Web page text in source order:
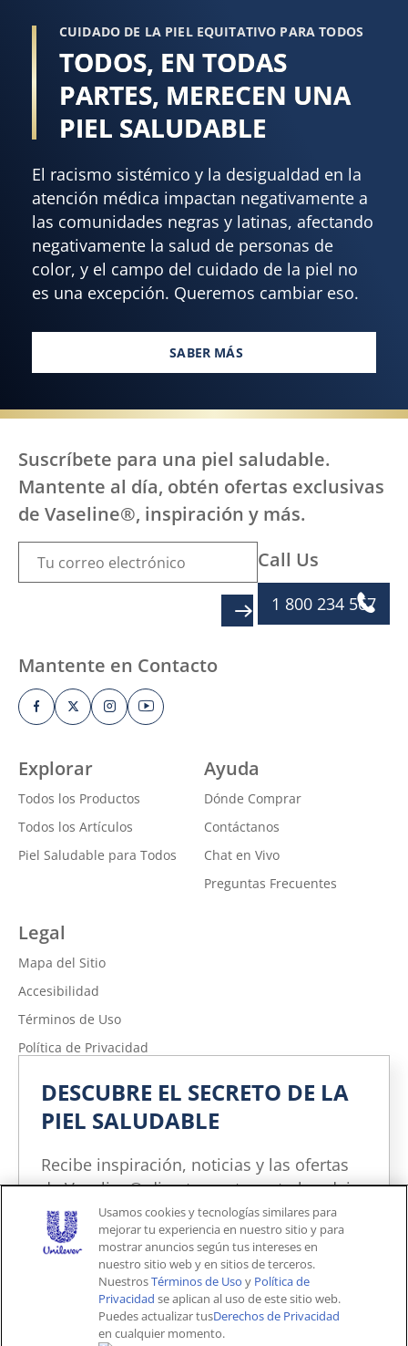
CUIDADO DE LA PIEL EQUITATIVO PARA TODOS
TODOS, EN TODAS
PARTES, MERECEN UNA
PIEL SALUDABLE
El racismo sistémico y la desigualdad en la
atención médica impactan negativamente a
las comunidades negras y latinas, afectando
negativamente la salud de personas de
color, y el campo del cuidado de la piel no
es una excepción. Queremos cambiar eso.
SABER MÁS
TODOS, EN TODAS PARTES,
Explorar
Todos los Productos
Todos los Artículos
Piel Saludable para Todos
Ayuda
Dónde Comprar
Contáctanos
Chat en Vivo
Preguntas Frecuentes
Legal
Mapa del Sitio
Accesibilidad
Términos de Uso
Política de Privacidad
Política de Privacidad de la Información sobre la Salud del
Consumidor
Limitar el uso de mi información personal confidencial
Adchoices - Do not sell or Share
Suscríbete para una piel saludable.
Mantente al día, obtén ofertas exclusivas
de Vaseline®, inspiración y más.
Call Us
1 800 234 567
Mantente en Contacto
Unites States (ES)
© 2026 Unilever. Todos los derechos reservados.
Este sitio web está dirigido exclusivamente a los
consumidores estadounidenses de productos y
DESCUBRE EL SECRETO DE LA
PIEL SALUDABLE
Recibe inspiración, noticias y las ofertas
de Vaseline® directamente en tu bandeja
de entrada. Puedes cancelar la
suscripción en cualquier momento.
Usamos cookies y tecnologías similares para
mejorar tu experiencia en nuestro sitio y para
mostrar anuncios según tus intereses en
nuestro sitio web y en sitios de terceros.
NuestrosTérminos de Uso y Política de
Privacidadse aplican al uso de este sitio web.
Puedes actualizar tusDerechos de Privacidad
en cualquier momento.